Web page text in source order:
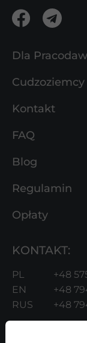
Dla
Cudzoziemcy
Kontakt
FAQ
Blog
Regulamin
Opłaty
KONTAKT:
PL
+48
EN
+48
RUS
+48